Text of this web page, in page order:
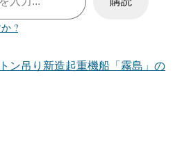
?
ン吊り新造起重機船「霧島」の